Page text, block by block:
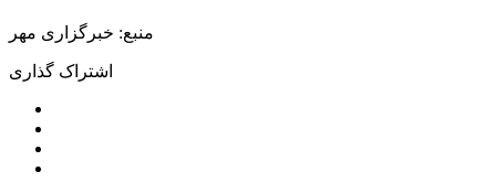
منبع: خبرگزاری مهر
اشتراک گذاری